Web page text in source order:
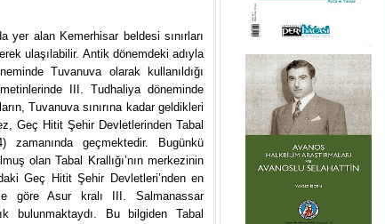
yer alan Kemerhisar beldesi sınırları
ulaşılabilir. Antik dönemdeki adıyla
Tuvanuva olarak kullanıldığı
III. Tudhaliya döneminde
Tuvanuva sınırına kadar geldikleri
Geç Hitit Şehir Devletlerinden Tabal
zamanında geçmektedir. Bugünkü
olan Tabal Krallığı’nın merkezinin
Geç Hitit Şehir Devletleri’nden en
göre Asur kralı III. Salmanassar
bulunmaktaydı. Bu bilgiden Tabal